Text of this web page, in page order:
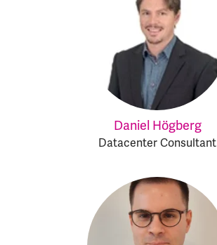
Daniel Högberg
Datacenter Consultant